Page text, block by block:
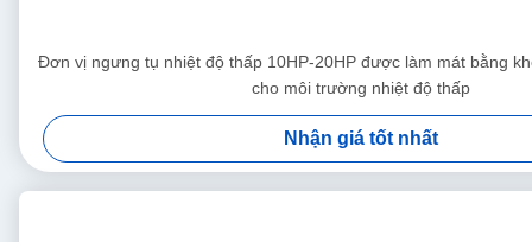
Đơn vị ngưng tụ nhiệt độ thấp 10HP-20HP được làm mát bằng
cho môi trường nhiệt độ thấp
Nhận giá tốt nhất